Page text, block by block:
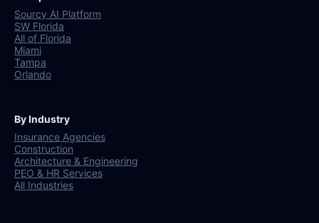
Sourcy AI Platform
SW Florida
All of Florida
Miami
Tampa
Orlando
By Industry
Insurance Agencies
Construction
Architecture & Engineering
PEO & HR Services
All Industries